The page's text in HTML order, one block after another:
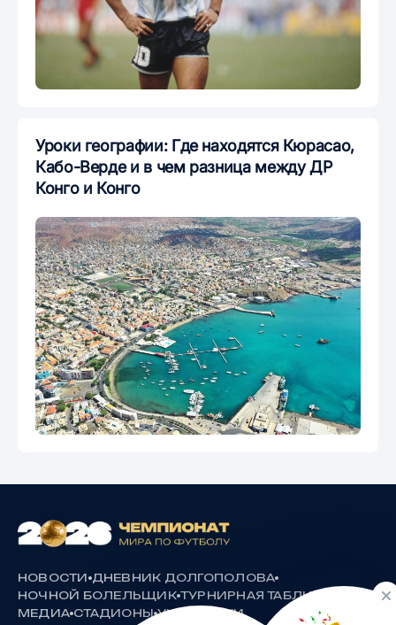
Уроки географии: Где находятся Кюрасао,
Кабо-Верде и в чем разница между ДР
Конго и Конго
НОВОСТИ ДНЕВНИК ДОЛГОПОЛОВА
НОЧНОЙ БОЛЕЛЬЩИК ТУРНИРНАЯ ТАБЛИЦА
МЕДИА СТАДИОНЫ УЧАСТНИКИ